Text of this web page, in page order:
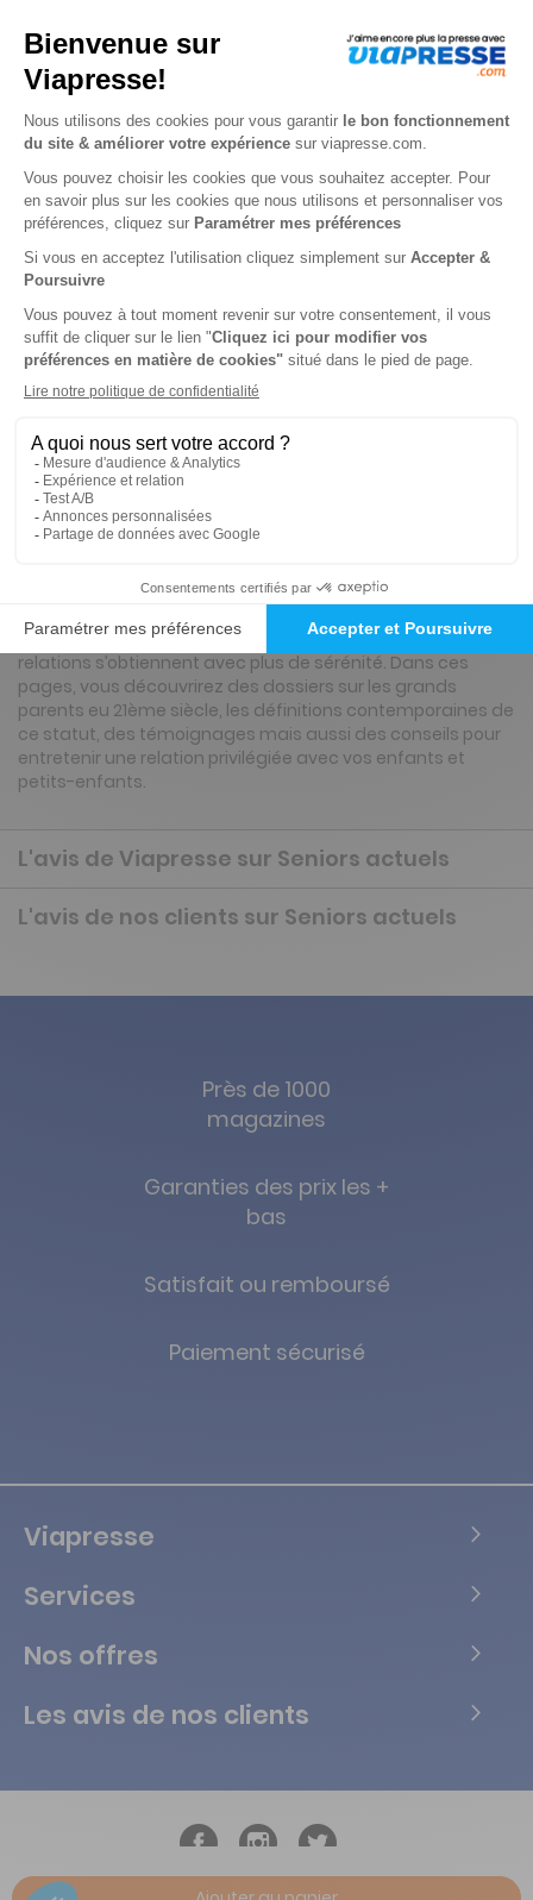
Je choisis un support
Digital
Je choisis une durée
-29%
Abonnement 1 an
6 n° • Digital
16€58 Tarif Kiosque : 23€ 40
Tarif France métropolitaine
Présentation du magazine Seniors actuels
Sa vocation est de vous donner envie de mieux vous
bien-être, à plus d’épanouissement et que toutes vos
relations s’obtiennent avec plus de sérénité. Dans ces
pages, vous découvrirez des dossiers sur les grands
parents eu 21ème siècle, les définitions contemporaines de
ce statut, des témoignages mais aussi des conseils pour
entretenir une relation privilégiée avec vos enfants et
petits-enfants.
L'avis de Viapresse sur Seniors actuels
L'avis de nos clients sur Seniors actuels
Près de 1000
magazines
Garanties des prix les +
bas
Satisfait ou remboursé
Paiement sécurisé
Viapresse
Services
Nos offres
Les avis de nos clients